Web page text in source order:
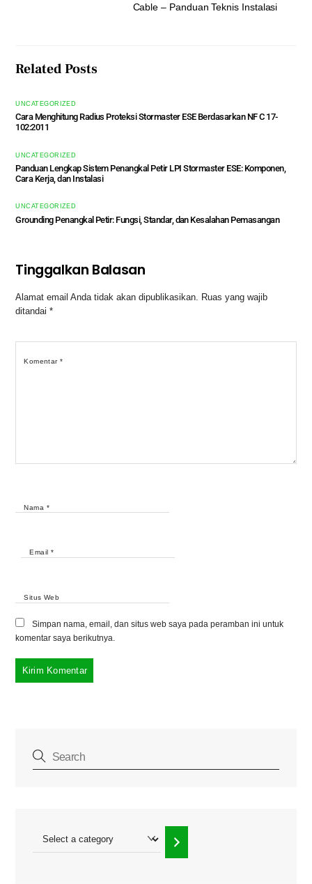
Cable – Panduan Teknis Instalasi
Related Posts
UNCATEGORIZED
Cara Menghitung Radius Proteksi Stormaster ESE Berdasarkan NF C 17-
102:2011
UNCATEGORIZED
Panduan Lengkap Sistem Penangkal Petir LPI Stormaster ESE: Komponen,
Cara Kerja, dan Instalasi
UNCATEGORIZED
Grounding Penangkal Petir: Fungsi, Standar, dan Kesalahan Pemasangan
Tinggalkan Balasan
Alamat email Anda tidak akan dipublikasikan. Ruas yang wajib
ditandai*
Komentar*
Nama *
Email *
Situs Web
Simpan nama, email, dan situs web saya pada peramban ini untuk
komentar saya berikutnya.